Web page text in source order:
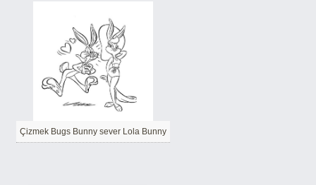
Çizmek Bugs Bunny sever Lola Bunny